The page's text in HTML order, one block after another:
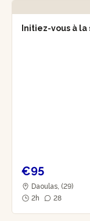
Initiez-vous à la
€95
Daoulas, (29)
2h
28